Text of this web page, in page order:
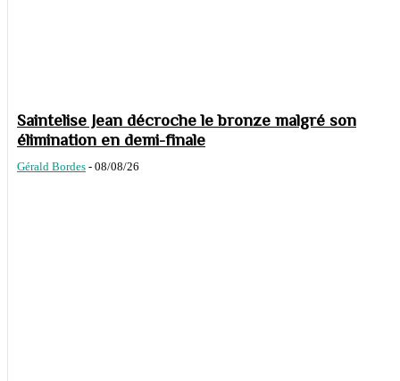
Saintelise Jean décroche le bronze malgré son
élimination en demi-finale
Gérald Bordes - 08/08/26